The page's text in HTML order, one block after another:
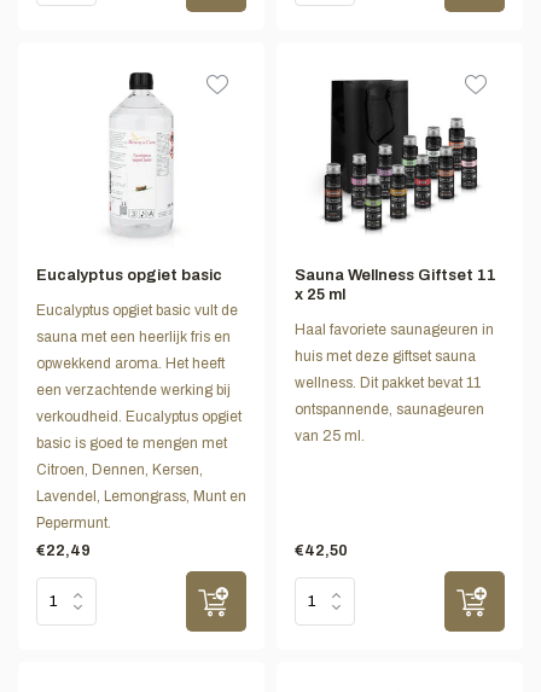
Eucalyptus opgiet basic
Eucalyptus opgiet basic vult de
sauna met een heerlijk fris en
opwekkend aroma. Het heeft
een verzachtende werking bij
verkoudheid. Eucalyptus opgiet
basic is goed te mengen met
Citroen, Dennen, Kersen,
Lavendel, Lemongrass, Munt en
Pepermunt.
€22,49
Sauna Wellness Giftset 11
x 25 ml
Haal favoriete saunageuren in
huis met deze giftset sauna
wellness. Dit pakket bevat 11
ontspannende, saunageuren
van 25 ml.
€42,50